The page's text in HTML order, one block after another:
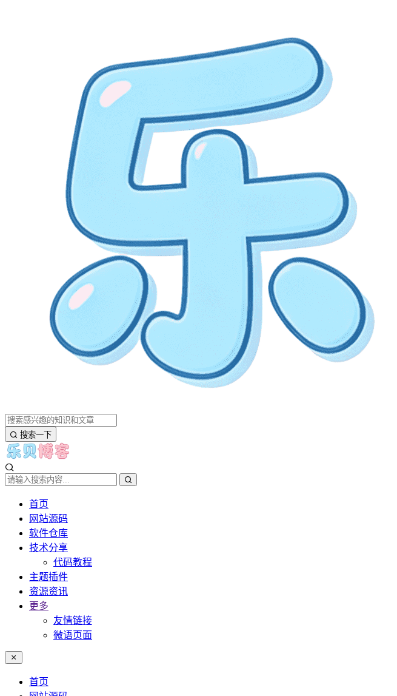
搜索一下
首页
网站源码
软件仓库
技术分享
代码教程
主题插件
资源资讯
更多
友情链接
微语页面
首页